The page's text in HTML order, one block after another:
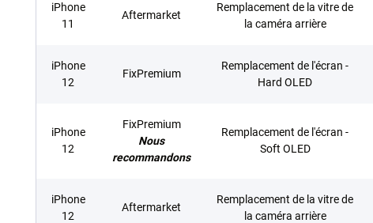
iPhone
11
Aftermarket
Remplacement de la vitre de
la caméra arrière
iPhone
12
FixPremium
Remplacement de l'écran -
Hard OLED
iPhone
12
FixPremium
Nous
recommandons
Remplacement de l'écran -
Soft OLED
iPhone
12
Aftermarket
Remplacement de la vitre de
la caméra arrière